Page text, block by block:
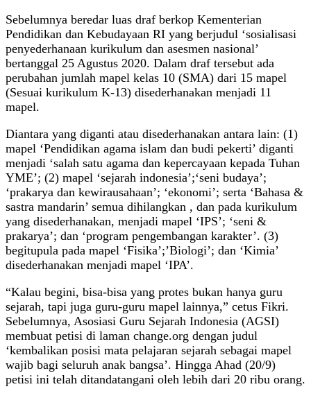
Sebelumnya beredar luas draf berkop Kementerian
Pendidikan dan Kebudayaan RI yang berjudul ‘sosialisasi
penyederhanaan kurikulum dan asesmen nasional’
bertanggal 25 Agustus 2020. Dalam draf tersebut ada
perubahan jumlah mapel kelas 10 (SMA) dari 15 mapel
(Sesuai kurikulum K-13) disederhanakan menjadi 11
mapel.
Diantara yang diganti atau disederhanakan antara lain: (1)
mapel ‘Pendidikan agama islam dan budi pekerti’ diganti
menjadi ‘salah satu agama dan kepercayaan kepada Tuhan
YME’; (2) mapel ‘sejarah indonesia’;‘seni budaya’;
‘prakarya dan kewirausahaan’; ‘ekonomi’; serta ‘Bahasa &
sastra mandarin’ semua dihilangkan , dan pada kurikulum
yang disederhanakan, menjadi mapel ‘IPS’; ‘seni &
prakarya’; dan ‘program pengembangan karakter’. (3)
begitupula pada mapel ‘Fisika’;’Biologi’; dan ‘Kimia’
disederhanakan menjadi mapel ‘IPA’.
“Kalau begini, bisa-bisa yang protes bukan hanya guru
sejarah, tapi juga guru-guru mapel lainnya,” cetus Fikri.
Sebelumnya, Asosiasi Guru Sejarah Indonesia (AGSI)
membuat petisi di laman change.org dengan judul
‘kembalikan posisi mata pelajaran sejarah sebagai mapel
wajib bagi seluruh anak bangsa’. Hingga Ahad (20/9)
petisi ini telah ditandatangani oleh lebih dari 20 ribu orang.